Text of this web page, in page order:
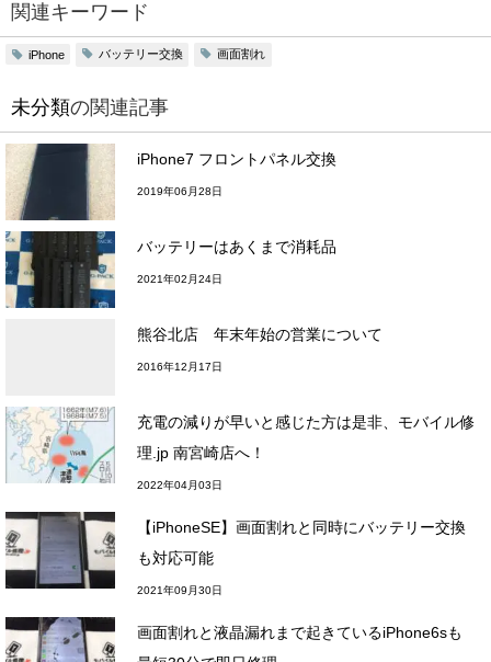
関連キーワード
iPhone バッテリー交換 画面割れ
未分類の関連記事
iPhone7 フロントパネル交換
2019年06月28日
バッテリーはあくまで消耗品
2021年02月24日
熊谷北店 年末年始の営業について
2016年12月17日
充電の減りが早いと感じた方は是非、モバイル修
理.jp 南宮崎店へ！
2022年04月03日
【iPhoneSE】画面割れと同時にバッテリー交換
も対応可能
2021年09月30日
画面割れと液晶漏れまで起きているiPhone6sも